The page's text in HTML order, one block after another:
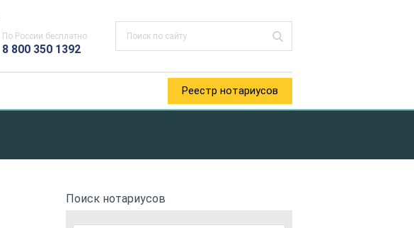
По России бесплатно
8 800 350 1392
Реестр нотариусов
Поиск нотариусов